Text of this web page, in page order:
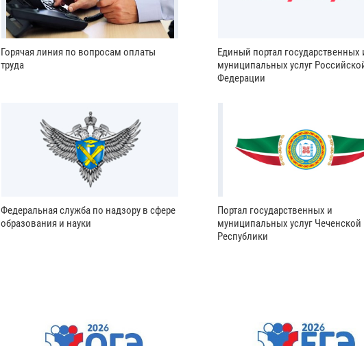
Горячая линия по вопросам оплаты
труда
Единый портал государственных
муниципальных услуг
Федерации
Федеральная служба по надзору в сфере
образования и науки
Портал государственных и
муниципальных услуг Чеченской
Республики